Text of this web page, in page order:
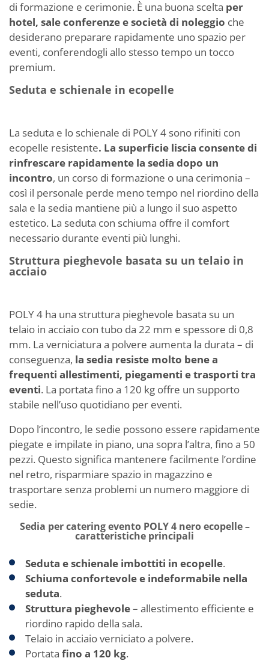
di formazione e cerimonie. È una buona scelta per
hotel, sale conferenze e società di noleggio che
desiderano preparare rapidamente uno spazio per
eventi, conferendogli allo stesso tempo un tocco
premium.
Seduta e schienale in ecopelle
La seduta e lo schienale di POLY 4 sono rifiniti con
ecopelle resistente. La superficie liscia consente di
rinfrescare rapidamente la sedia dopo un
incontro, un corso di formazione o una cerimonia –
così il personale perde meno tempo nel riordino della
sala e la sedia mantiene più a lungo il suo aspetto
estetico. La seduta con schiuma offre il comfort
necessario durante eventi più lunghi.
Struttura pieghevole basata su un telaio in
acciaio
POLY 4 ha una struttura pieghevole basata su un
telaio in acciaio con tubo da 22 mm e spessore di 0,8
mm. La verniciatura a polvere aumenta la durata – di
conseguenza, la sedia resiste molto bene a
frequenti allestimenti, piegamenti e trasporti tra
eventi. La portata fino a 120 kg offre un supporto
stabile nell’uso quotidiano per eventi.
Dopo l’incontro, le sedie possono essere rapidamente
piegate e impilate in piano, una sopra l’altra, fino a 50
pezzi. Questo significa mantenere facilmente l’ordine
nel retro, risparmiare spazio in magazzino e
trasportare senza problemi un numero maggiore di
sedie.
Sedia per catering evento POLY 4 nero ecopelle –
caratteristiche principali
Seduta e schienale imbottiti in ecopelle.
Schiuma confortevole e indeformabile nella
seduta.
Struttura pieghevole– allestimento efficiente e
riordino rapido della sala.
Telaio in acciaio verniciato a polvere.
Portata fino a 120 kg.